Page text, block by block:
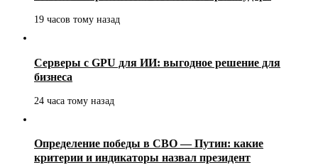
19 часов тому назад
Серверы с GPU для ИИ: выгодное решение для
бизнеса
24 часа тому назад
Определение победы в СВО — Путин: какие
критерии и индикаторы назвал президент